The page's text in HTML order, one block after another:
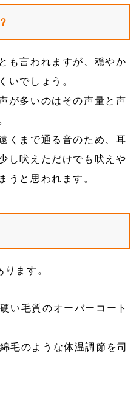
も言われますが、穏やか
いでしょう。
が多いのはその声量と声
くまで通る音のため、耳
し吠えただけでも吠えや
うと思われます。
ます。
い毛質のオーバーコート
毛のような体温調節を司